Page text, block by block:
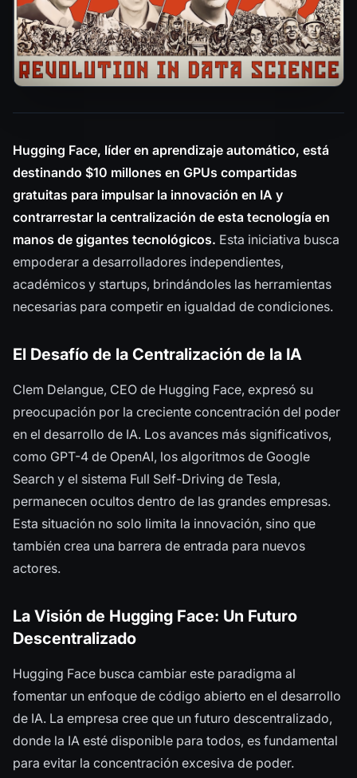
Hugging Face, líder en aprendizaje automático, está
destinando $10 millones en GPUs compartidas
gratuitas para impulsar la innovación en IA y
contrarrestar la centralización de esta tecnología en
manos de gigantes tecnológicos. Esta iniciativa busca
empoderar a desarrolladores independientes,
académicos y startups, brindándoles las herramientas
necesarias para competir en igualdad de condiciones.
El Desafío de la Centralización de la IA
Clem Delangue, CEO de Hugging Face, expresó su
preocupación por la creciente concentración del poder
en el desarrollo de IA. Los avances más significativos,
como GPT-4 de OpenAI, los algoritmos de Google
Search y el sistema Full Self-Driving de Tesla,
permanecen ocultos dentro de las grandes empresas.
Esta situación no solo limita la innovación, sino que
también crea una barrera de entrada para nuevos
actores.
La Visión de Hugging Face: Un Futuro
Descentralizado
Hugging Face busca cambiar este paradigma al
fomentar un enfoque de código abierto en el desarrollo
de IA. La empresa cree que un futuro descentralizado,
donde la IA esté disponible para todos, es fundamental
para evitar la concentración excesiva de poder.